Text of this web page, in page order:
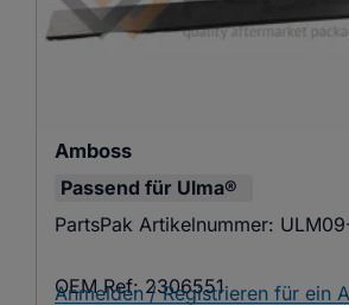
Amboss
Passend für Ulma®
PartsPak Artikelnummer:
OEM Ref: 2306551
Anmelden / Registrieren für ein